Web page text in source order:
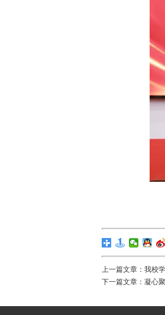
上一篇文章： 我校
下一篇文章： 凝心